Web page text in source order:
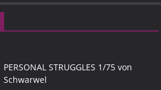
PERSONAL STRUGGLES 1/75 von
Schwarwel